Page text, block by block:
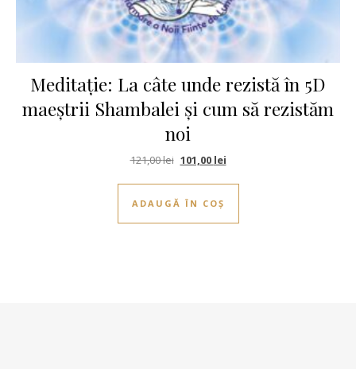
Meditație: La câte unde rezistă în 5D
maeștrii Shambalei și cum să rezistăm
noi
121,00lei Prețul inițial a fost: 121,00 lei.
101,00 leiPrețul curent este: 101,00
ADAUGĂ ÎN COȘ